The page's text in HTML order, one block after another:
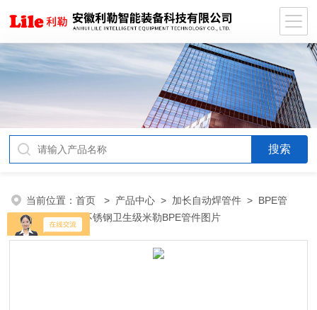
当前位置：首页 > 产品中心 > 加长自动焊管件 > BPE管
件
> 制药用不锈钢卫生级米勒BPE管件图片